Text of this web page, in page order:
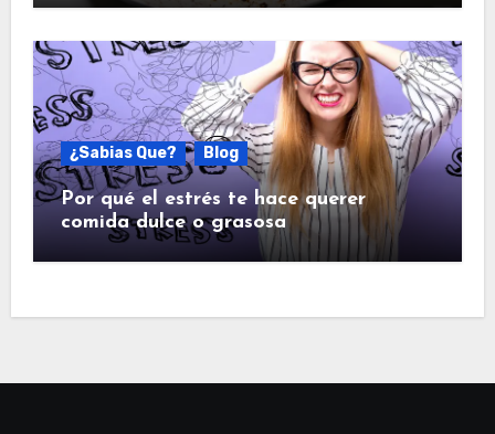
¿Sabias Que? Blog
Por qué el estrés te hace querer
comida dulce o grasosa